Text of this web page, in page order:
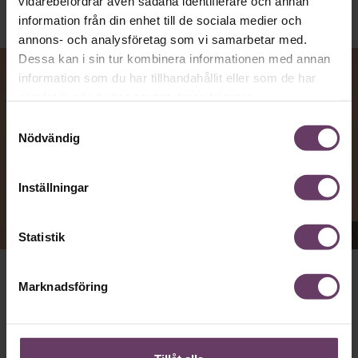
information från din enhet till de sociala medier och
annons- och analysföretag som vi samarbetar med.
Dessa kan i sin tur kombinera informationen med annan
information som du har tillhandahållit eller som de har
Nödvändig
Inställningar
Statistik
Marknadsföring
Appen Sinceerly imiterar vd:ars kortfattade språk.
VD:AR KAN VARA SVÅRA
att nå och besvarar inte alltid
en app som imiterar toppchefernas sätt att skriva, med